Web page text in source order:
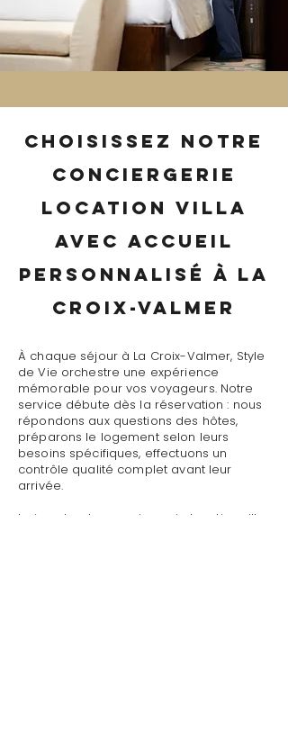
Choisissez notre
conciergerie
location villa
avec accueil
personnalisé à La
Croix-Valmer
À chaque séjour à La Croix-Valmer, Style
de Vie orchestre une expérience
mémorable pour vos voyageurs. Notre
service débute dès la réservation : nous
répondons aux questions des hôtes,
préparons le logement selon leurs
besoins spécifiques, effectuons un
contrôle qualité complet avant leur
arrivée.
Le jour J, notre conciergerie location villa